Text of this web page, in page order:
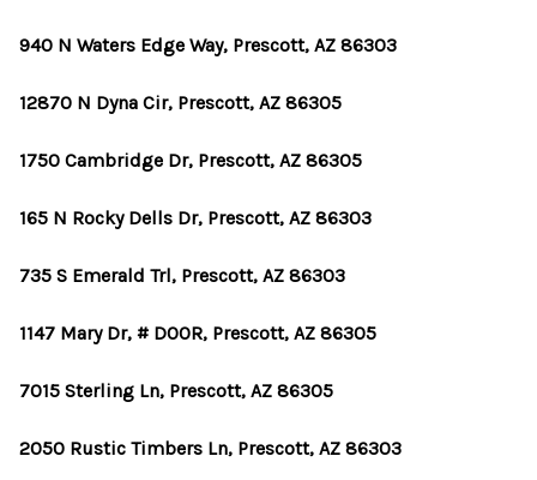
940 N Waters Edge Way, Prescott, AZ 86303
12870 N Dyna Cir, Prescott, AZ 86305
1750 Cambridge Dr, Prescott, AZ 86305
165 N Rocky Dells Dr, Prescott, AZ 86303
735 S Emerald Trl, Prescott, AZ 86303
1147 Mary Dr, # DOOR, Prescott, AZ 86305
7015 Sterling Ln, Prescott, AZ 86305
2050 Rustic Timbers Ln, Prescott, AZ 86303